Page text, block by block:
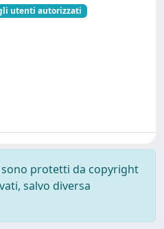
utenti autorizzati
sono protetti da copyright
salvo diversa